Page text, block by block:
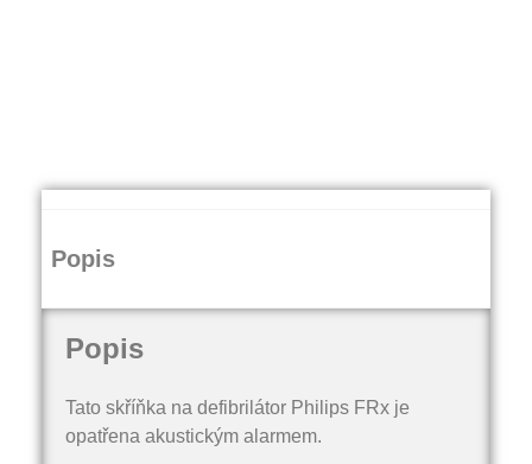
Popis
Popis
Tato skříňka na defibrilátor Philips FRx je
opatřena akustickým alarmem.